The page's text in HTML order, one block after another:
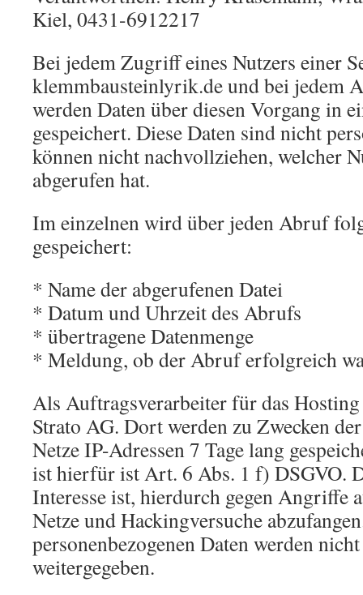
Kiel, 0431-6912217
Bei jedem Zugriff eines Nutzers einer
klemmbausteinlyrik.de und bei jedem
werden Daten über diesen Vorgang in
gespeichert. Diese Daten sind nicht
können nicht nachvollziehen, welcher
abgerufen hat.
Im einzelnen wird über jeden Abruf
gespeichert:
* Name der abgerufenen Datei
* Datum und Uhrzeit des Abrufs
* übertragene Datenmenge
* Meldung, ob der Abruf erfolgreich
Als Auftragsverarbeiter für das
Strato AG. Dort werden zu Zwecken
Netze IP-Adressen 7 Tage lang
ist hierfür ist Art. 6 Abs. 1 f) DSGVO.
Interesse ist, hierdurch gegen Angriffe
Netze und Hackingversuche
personenbezogenen Daten werden
weitergegeben.